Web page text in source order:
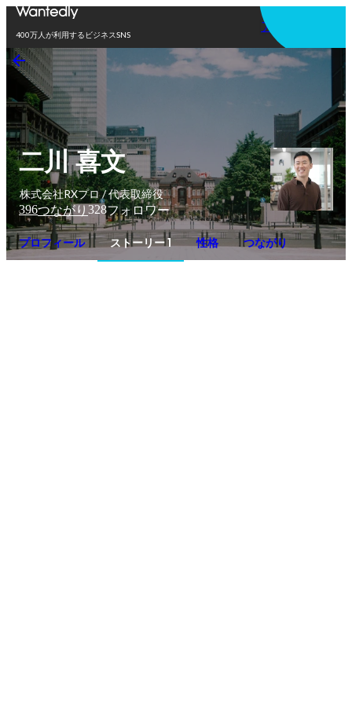
400万人が利用するビジネスSNS
アプリを使う
二川 喜文
株式会社RXプロ / 代表取締役
396つながり 328フォロワー
プロフィール ストーリー 1 性格 つながり